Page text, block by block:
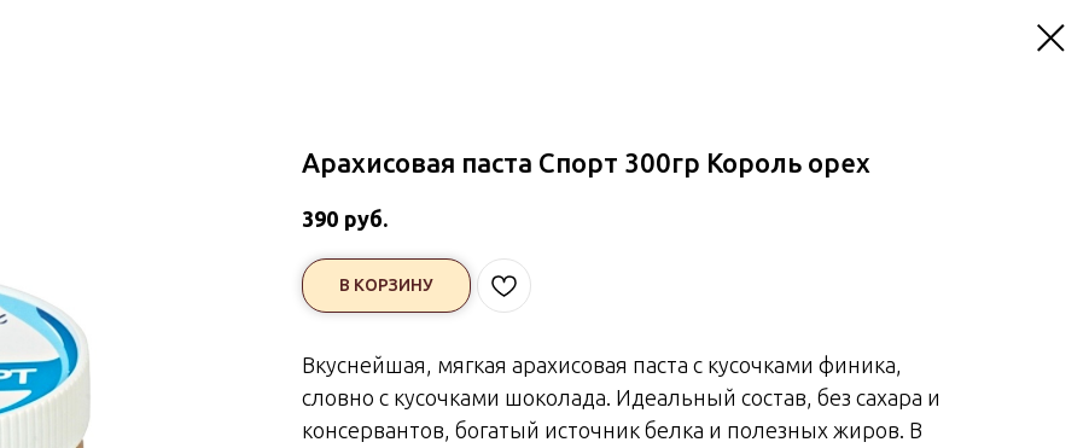
Арахисовая паста Спорт 300гр Король орех
390 руб.
В КОРЗИНУ
Вкуснейшая, мягкая арахисовая паста с кусочками финика,
словно с кусочками шоколада. Идеальный состав, без сахара и
консервантов, богатый источник белка и полезных жиров. В